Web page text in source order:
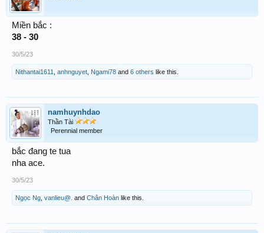
Miền bắc :
38 - 30
30/5/23
Nithantai1611 anhnguyet Ngami78 and 6 others like this.
namhuynhdao
Thần Tài
Perennial member
bắc đang te tua
nha ace.
30/5/23
Ngọc Ng vanlieu@. and Chân Hoàn like this.